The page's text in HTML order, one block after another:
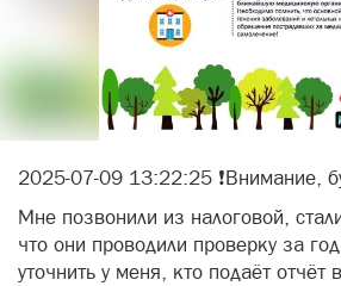
2025-07-09 13:22:25 ❗️Внимание,
Мне позвонили из налоговой,
что они проводили проверку за
уточнить у меня, кто подаёт отчёт